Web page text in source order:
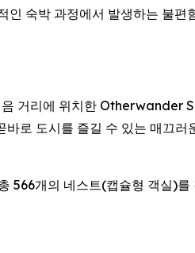
숙박 과정에서 발생하는 불
거리에 위치한 Otherwander
로 도시를 즐길 수 있는 매끄
개의 네스트(캡슐형 객실)